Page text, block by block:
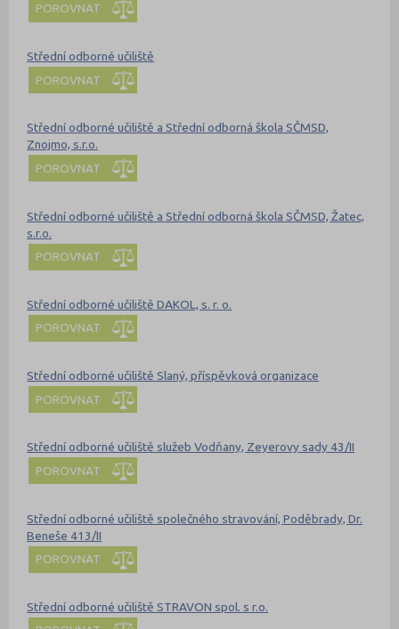
POROVNAT
Střední odborné učiliště
POROVNAT
Střední odborné učiliště a Střední odborná škola SČMSD,
Znojmo, s.r.o.
POROVNAT
Střední odborné učiliště a Střední odborná škola SČMSD, Žatec,
s.r.o.
POROVNAT
Střední odborné učiliště DAKOL, s. r. o.
POROVNAT
Střední odborné učiliště Slaný, příspěvková organizace
POROVNAT
Střední odborné učiliště služeb Vodňany, Zeyerovy sady 43/II
POROVNAT
Střední odborné učiliště společného stravování, Poděbrady, Dr.
Beneše 413/II
POROVNAT
Střední odborné učiliště STRAVON spol. s r.o.